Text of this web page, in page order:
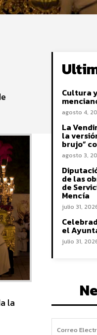
la
Cultura
agosto 4,
La
la
brujo”
agosto 3,
de las
de
Mencía
julio 31,
el
julio 31,